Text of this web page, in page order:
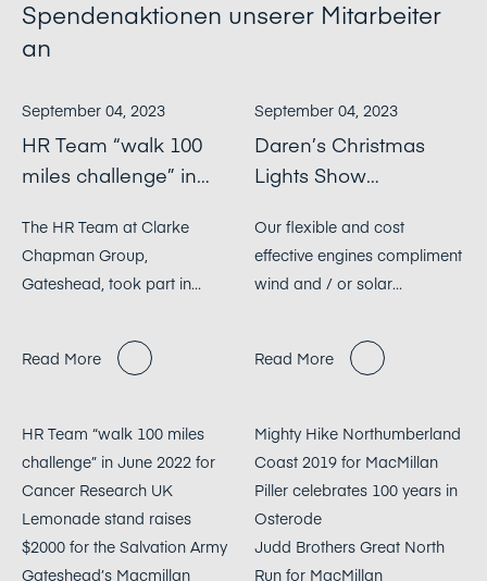
Spendenaktionen unserer Mitarbeiter
an
September 04, 2023
HR Team “walk 100
miles challenge” in
The HR Team at Clarke
Chapman Group,
Gateshead, took part in
June 2022 to raise money for
Cancer Research UK.
Read More
September 04, 2023
Daren’s Christmas
Lights Show
Our flexible and cost
effective engines compliment
wind and / or solar
perfectly. They are capable
of fast and frequent stop-
load response for grid
balancing effortlessly.
Read More
HR Team “walk 100 miles
challenge” in June 2022 for
Cancer Research UK
Lemonade stand raises
$2000 for the Salvation Army
Gateshead’s Macmillan
Mighty Hike Northumberland
Coast 2019 for MacMillan
Piller celebrates 100 years in
Osterode
Judd Brothers Great North
Run for MacMillan